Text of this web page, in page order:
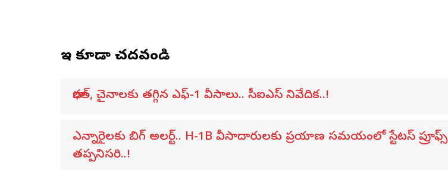
ఇవి కూడా చదవండి
భారత్, చైనాలకు తగ్గిన ఎఫ్-1 వీసాలు.. సీఐఎస్ నివేదిక..!
ఎన్నారైలకు బిగ్ అలర్ట్.. H-1B వీసాదారులకు ప్రయాణ సమయంలో స్టేటస్ ప్రూఫ్స్
తప్పనిసరి..!